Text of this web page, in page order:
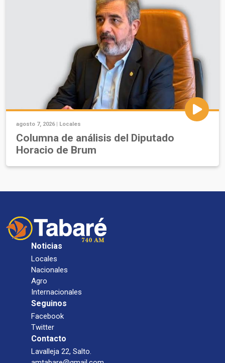
agosto 7, 2026 | Locales
Columna de análisis del Diputado
Horacio de Brum
Noticias
Locales
Nacionales
Agro
Internacionales
Seguinos
Facebook
Twitter
Contacto
Lavalleja 22, Salto.